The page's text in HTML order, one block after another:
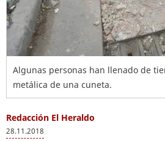
Algunas personas han llenado de
metálica de una cuneta.
Redacción El Heraldo
28.11.2018